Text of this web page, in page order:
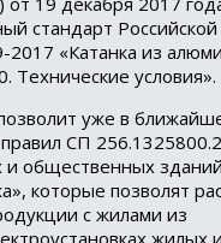
стандарт Российской
«Катанка из
Технические условия».
уже в
СП
и общественных
которые позволят
с жилами из
жилых и